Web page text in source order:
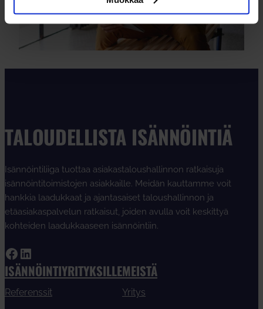
TALOUDELLISTA ISÄNNÖINTIÄ
Isännöintiliiga tuottaa asiakastaloushallinnon ratkaisuja
isännöintitoimistojen asiakkaille. Meidän kauttamme voit
hankkia laadukkaat ja ajantasaiset taloushallinnon ja
etäasiakaspalvelun ratkaisut, joiden avulla voit keskittyä
kohteiden laadukkaaseen isännöintiin.
Facebook LinkedIn
ISÄNNÖINTIYRITYKSILLE
Referenssit
MEISTÄ
Yritys